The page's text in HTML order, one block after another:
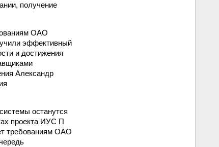
получение
ОАО
эффективный
и достижения
Александр
останутся
проекта ИУС П
требованиям ОАО